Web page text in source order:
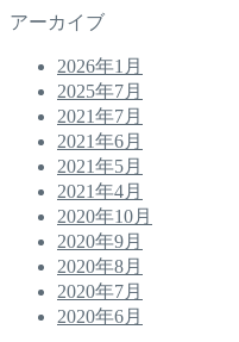
アーカイブ
2026年1月
2025年7月
2021年7月
2021年6月
2021年5月
2021年4月
2020年10月
2020年9月
2020年8月
2020年7月
2020年6月